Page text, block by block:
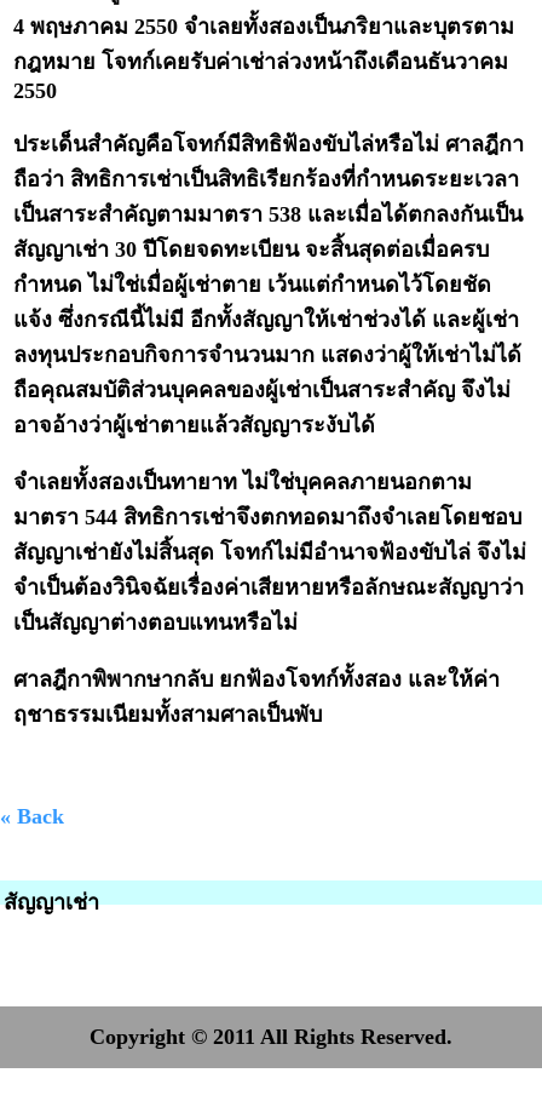
4 พฤษภาคม 2550 จำเลยทั้งสองเป็นภริยาและบุตรตาม
กฎหมาย โจทก์เคยรับค่าเช่าล่วงหน้าถึงเดือนธันวาคม
2550
ประเด็นสำคัญคือโจทก์มีสิทธิฟ้องขับไล่หรือไม่ ศาลฎีกา
ถือว่า สิทธิการเช่าเป็นสิทธิเรียกร้องที่กำหนดระยะเวลา
เป็นสาระสำคัญตามมาตรา 538 และเมื่อได้ตกลงกันเป็น
สัญญาเช่า 30 ปีโดยจดทะเบียน จะสิ้นสุดต่อเมื่อครบ
กำหนด ไม่ใช่เมื่อผู้เช่าตาย เว้นแต่กำหนดไว้โดยชัด
แจ้ง ซึ่งกรณีนี้ไม่มี อีกทั้งสัญญาให้เช่าช่วงได้ และผู้เช่า
ลงทุนประกอบกิจการจำนวนมาก แสดงว่าผู้ให้เช่าไม่ได้
ถือคุณสมบัติส่วนบุคคลของผู้เช่าเป็นสาระสำคัญ จึงไม่
อาจอ้างว่าผู้เช่าตายแล้วสัญญาระงับได้
จำเลยทั้งสองเป็นทายาท ไม่ใช่บุคคลภายนอกตาม
มาตรา 544 สิทธิการเช่าจึงตกทอดมาถึงจำเลยโดยชอบ
สัญญาเช่ายังไม่สิ้นสุด โจทก์ไม่มีอำนาจฟ้องขับไล่ จึงไม่
จำเป็นต้องวินิจฉัยเรื่องค่าเสียหายหรือลักษณะสัญญาว่า
เป็นสัญญาต่างตอบแทนหรือไม่
ศาลฎีกาพิพากษากลับ ยกฟ้องโจทก์ทั้งสอง และให้ค่า
ฤชาธรรมเนียมทั้งสามศาลเป็นพับ
« Back
สัญญาเช่า
Copyright © 2011 All Rights Reserved.